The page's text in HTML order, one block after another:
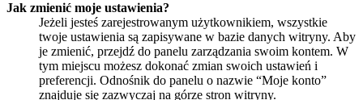
Jak zmienić moje ustawienia?
Jeżeli jesteś zarejestrowanym użytkownikiem, wszystkie
twoje ustawienia są zapisywane w bazie danych witryny. Aby
je zmienić, przejdź do panelu zarządzania swoim kontem. W
tym miejscu możesz dokonać zmian swoich ustawień i
preferencji. Odnośnik do panelu o nazwie “Moje konto”
znajduje się zazwyczaj na górze stron witryny.